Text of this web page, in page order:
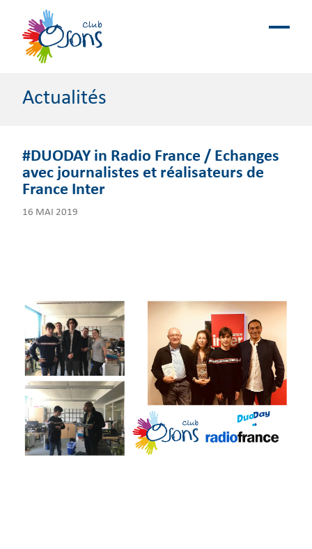
Actualités
#DUODAY in Radio France / Echanges
avec journalistes et réalisateurs de
France Inter
16 MAI 2019